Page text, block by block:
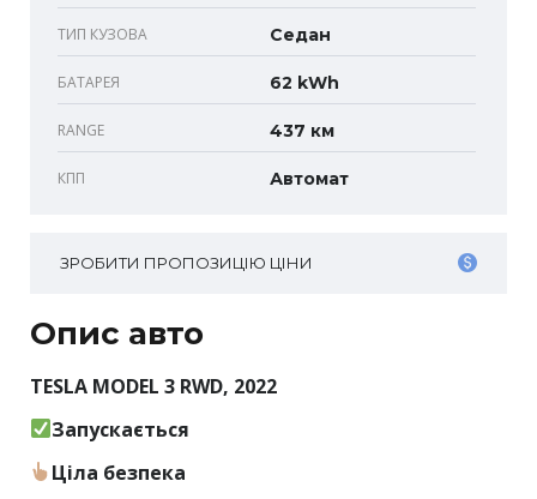
ТИП КУЗОВА Седан
БАТАРЕЯ 62 kWh
RANGE 437 км
КПП Автомат
ЗРОБИТИ ПРОПОЗИЦІЮ ЦІНИ
Опис авто
TESLA MODEL 3 RWD, 2022
Запускається
Ціла безпека